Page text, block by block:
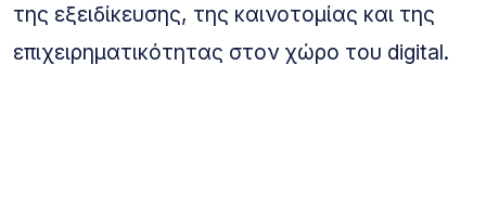
της εξειδίκευσης, της καινοτομίας και της
επιχειρηματικότητας στον χώρο του digital.